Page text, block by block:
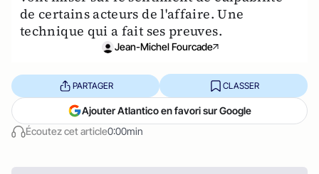
de certains acteurs de l'affaire. Une
technique qui a fait ses preuves.
Jean-Michel Fourcade
Écoutez cet article0:00min
PARTAGER CLASSER
Ajouter Atlantico en favori sur Google